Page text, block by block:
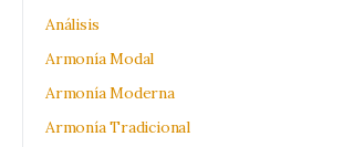
Análisis
Armonía Modal
Armonía Moderna
Armonía Tradicional